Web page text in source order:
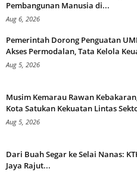
Pembangunan Manusia di...
Aug 6, 2026
Pemerintah Dorong Penguatan
Akses Permodalan, Tata Kelola
Aug 5, 2026
Musim Kemarau Rawan
Kota Satukan Kekuatan Lintas
Aug 5, 2026
Dari Buah Segar ke Selai Nanas:
Jaya Rajut...